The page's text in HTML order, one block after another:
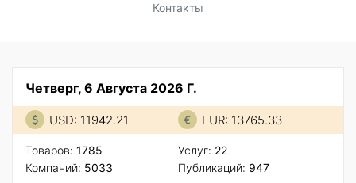
Контакты
Четверг, 6 Августа 2026 Г.
USD: 11942.21 EUR: 13765.33
Товаров: 1785
Компаний: 5033
Услуг: 22
Публикаций: 947